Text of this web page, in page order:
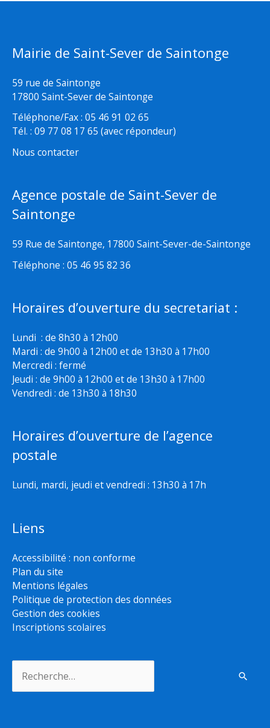
Mairie de Saint-Sever de Saintonge
59 rue de Saintonge
17800 Saint-Sever de Saintonge
Téléphone/Fax : 05 46 91 02 65
Tél. : 09 77 08 17 65 (avec répondeur)
Nous contacter
Agence postale de Saint-Sever de
Saintonge
59 Rue de Saintonge, 17800 Saint-Sever-de-Saintonge
Téléphone : 05 46 95 82 36
Horaires d’ouverture du secretariat :
Lundi : de 8h30 à 12h00
Mardi : de 9h00 à 12h00 et de 13h30 à 17h00
Mercredi : fermé
Jeudi : de 9h00 à 12h00 et de 13h30 à 17h00
Vendredi : de 13h30 à 18h30
Horaires d’ouverture de l’agence
postale
Lundi, mardi, jeudi et vendredi : 13h30 à 17h
Liens
Accessibilité : non conforme
Plan du site
Mentions légales
Politique de protection des données
Gestion des cookies
Inscriptions scolaires